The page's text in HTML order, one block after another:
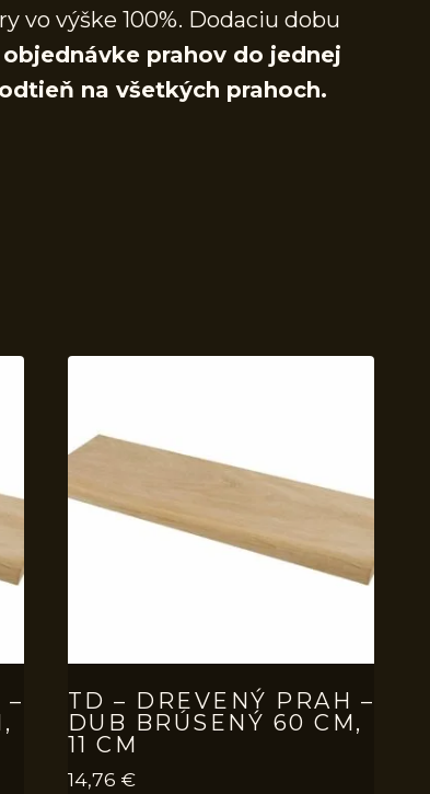
vo výške 100%. Dodaciu dobu
objednávke prahov do jednej
na všetkých prahoch.
–
TD – DREVENÝ PRAH –
DUB BRÚSENÝ 60 CM,
11 CM
14,76 €